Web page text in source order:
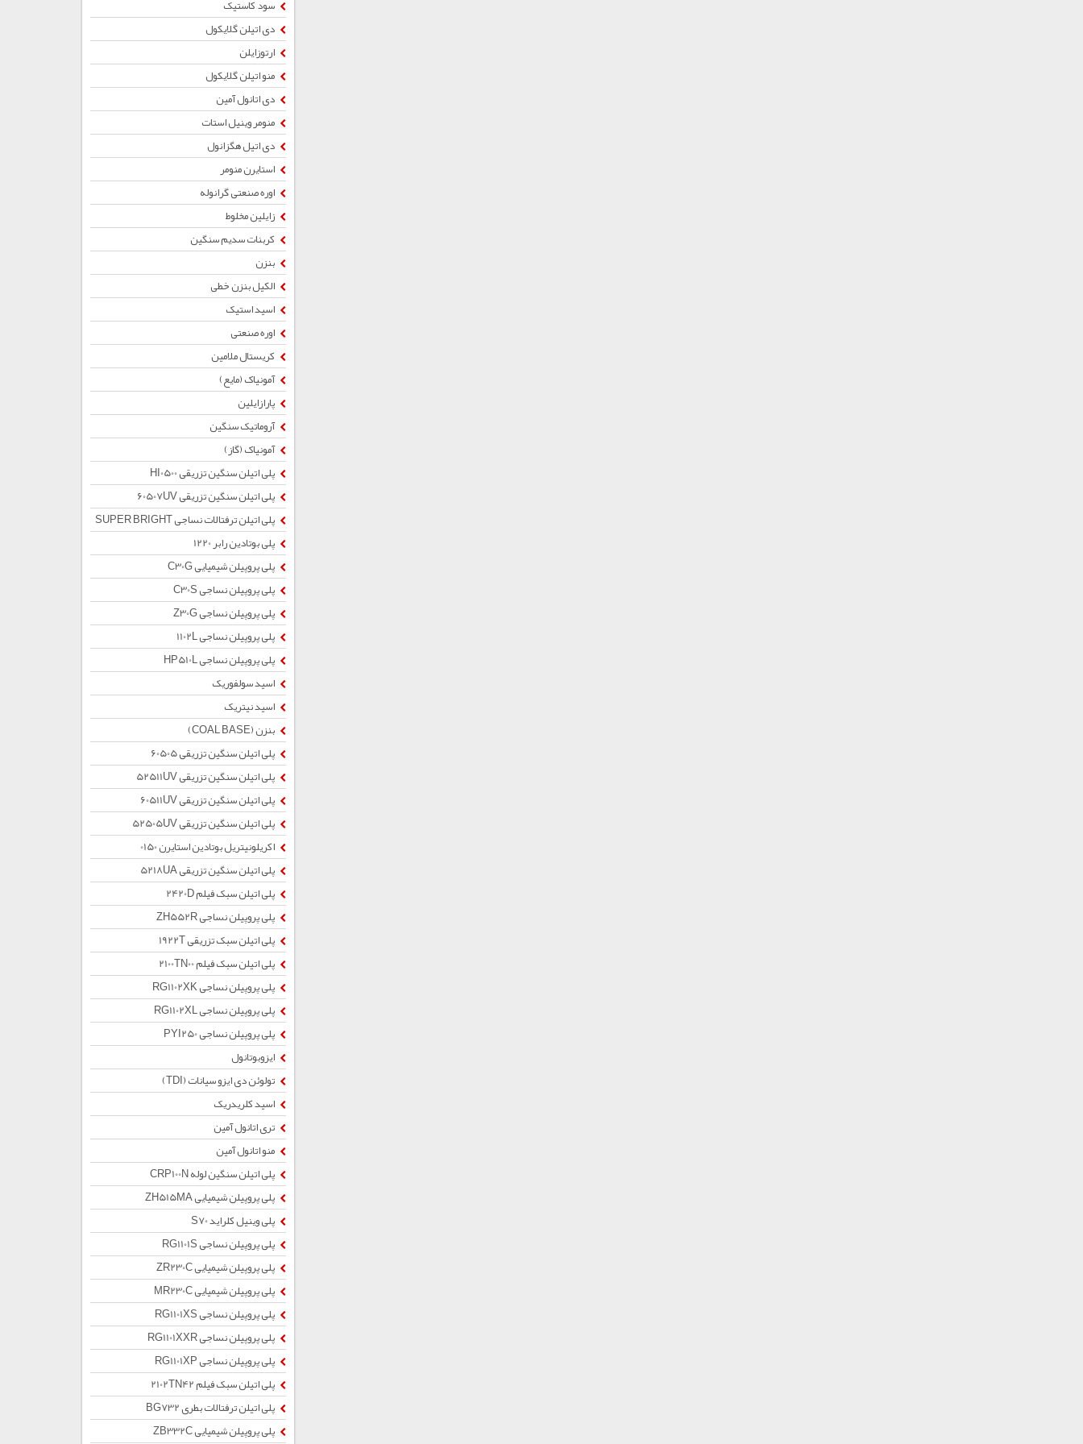
سود کاستیک
دی اتیلن گلایکول
ارتوزایلن
منو اتیلن گلایکول
دی اتانول آمین
منومر وینیل استات
دی اتیل هگزانول
استایرن منومر
اوره صنعتی گرانوله
زایلین مخلوط
کربنات سدیم سنگین
بنزن
الکیل بنزن خطی
اسید استیک
اوره صنعتی
کریستال ملامین
آمونیاک (مایع)
پارازایلین
آروماتیک سنگین
آمونیاک (گاز)
پلی اتیلن سنگین تزریقی HI0500
پلی اتیلن سنگین تزریقی 60507UV
پلی اتیلن ترفتالات نساجی SUPER BRIGHT
پلی بوتادین رابر 1220
پلی پروپیلن شیمیایی C30G
پلی پروپیلن نساجی C30S
پلی پروپیلن نساجی Z30G
پلی پروپیلن نساجی 1102L
پلی پروپیلن نساجی HP510L
اسید سولفوریک
اسید نیتریک
بنزن (COAL BASE)
پلی اتیلن سنگین تزریقی 60505
پلی اتیلن سنگین تزریقی 52511UV
پلی اتیلن سنگین تزریقی 60511UV
پلی اتیلن سنگین تزریقی 52505UV
اکریلونیتریل بوتادین استایرن 0150
پلی اتیلن سنگین تزریقی 5218UA
پلی اتیلن سبک فیلم 2420D
پلی پروپیلن نساجی ZH552R
پلی اتیلن سبک تزریقی 1922T
پلی اتیلن سبک فیلم 2100TN00
پلی پروپیلن نساجی RG1102XK
پلی پروپیلن نساجی RG1102XL
پلی پروپیلن نساجی PYI250
ایزوبوتانول
تولوئن دی ایزو سیانات (TDI)
اسید کلریدریک
تری اتانول آمین
منو اتانول آمین
پلی اتیلن سنگین لوله CRP100N
پلی پروپیلن شیمیایی ZH515MA
پلی وینیل کلراید S70
پلی پروپیلن نساجی RG1101S
پلی پروپیلن شیمیایی ZR230C
پلی پروپیلن شیمیایی MR230C
پلی پروپیلن نساجی RG1101XS
پلی پروپیلن نساجی RG1101XXR
پلی پروپیلن نساجی RG1101XP
پلی اتیلن سبک فیلم 2102TN42
پلی اتیلن ترفتالات بطری BG732
پلی پروپیلن شیمیایی ZB332C